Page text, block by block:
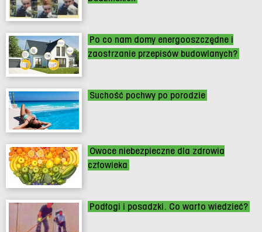
Po co nam domy energooszczędne i
zaostrzanie przepisów budowlanych?
Suchość pochwy po porodzie
Owoce niebezpieczne dla zdrowia
człowieka
Podłogi i posadzki. Co warto wiedzieć?